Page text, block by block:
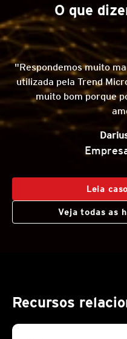
O que
"Respondemos muito
utilizada pela Trend
muito bom porque
Leia
Veja todas as
Recursos